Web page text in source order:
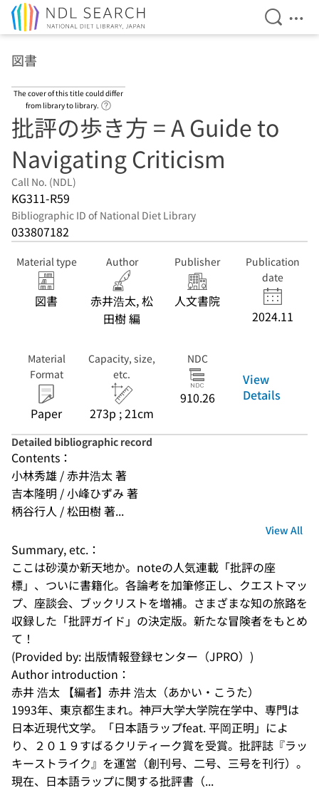
Open
図書
The cover of this title could differ
from library to library.
批評の歩き方 = A Guide to
Navigating Criticism
Call No. (NDL)
KG311-R59
Bibliographic ID of National Diet Library
033807182
Material type
図書
Author
赤井浩太, 松
田樹 編
Publisher
人文書院
Publication
date
2024.11
Material
Format
Paper
Capacity, size,
etc.
273p ; 21cm
NDC
910.26
View
Details
Detailed bibliographic record
Contents：
小林秀雄 / 赤井浩太 著
吉本隆明 / 小峰ひずみ 著
柄谷行人 / 松田樹 著...
View All
Summary, etc.：
ここは砂漠か新天地か。noteの人気連載「批評の座
標」、ついに書籍化。各論考を加筆修正し、クエストマッ
プ、座談会、ブックリストを増補。さまざまな知の旅路を
収録した「批評ガイド」の決定版。新たな冒険者をもとめ
て！
(Provided by: 出版情報登録センター（JPRO）)
Author introduction：
赤井 浩太 【編者】赤井 浩太（あかい・こうた）
1993年、東京都生まれ。神戸大学大学院在学中、専門は
日本近現代文学。「日本語ラップfeat. 平岡正明」によ
り、２０１９すばるクリティーク賞を受賞。批評誌『ラッ
キーストライク』を運営（創刊号、二号、三号を刊行）。
現在、日本語ラップに関する批評書（...